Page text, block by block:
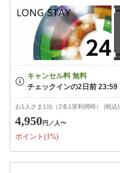
お1人さま1泊（2名1室利用時） (税込)
4,950円 ／人〜
ポイント(1%)